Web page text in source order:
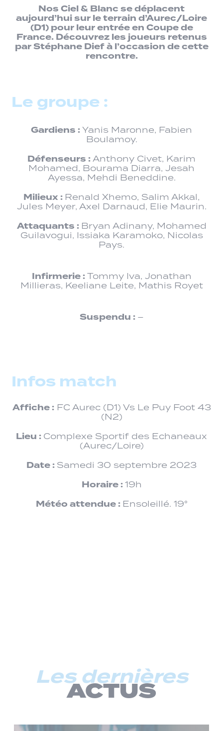
Nos Ciel & Blanc se déplacent
aujourd’hui sur le terrain d’Aurec/Loire
(D1) pour leur entrée en Coupe de
France. Découvrez les joueurs retenus
par Stéphane Dief à l’occasion de cette
rencontre.
Le groupe :
Gardiens :Yanis Maronne, Fabien
Boulamoy.
Défenseurs :Anthony Civet, Karim
Mohamed, Bourama Diarra, Jesah
Ayessa, Mehdi Beneddine.
Milieux : Renald Xhemo, Salim Akkal,
Jules Meyer, Axel Darnaud, Elie Maurin.
Attaquants : Bryan Adinany, Mohamed
Guilavogui, Issiaka Karamoko, Nicolas
Pays.
Infirmerie :Tommy Iva, Jonathan
Millieras, Keeliane Leite, Mathis Royet
Suspendu : –
Infos match
Affiche :FC Aurec (D1) Vs Le Puy Foot 43
(N2)
Lieu : Complexe Sportif des Echaneaux
(Aurec/Loire)
Date : Samedi 30 septembre 2023
Horaire :19h
Météo attendue : Ensoleillé. 19°
Les dernières
ACTUS